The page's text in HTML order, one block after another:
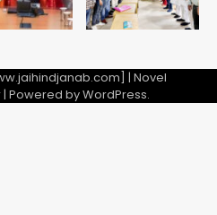
| Novel
| Powered byWordPress.